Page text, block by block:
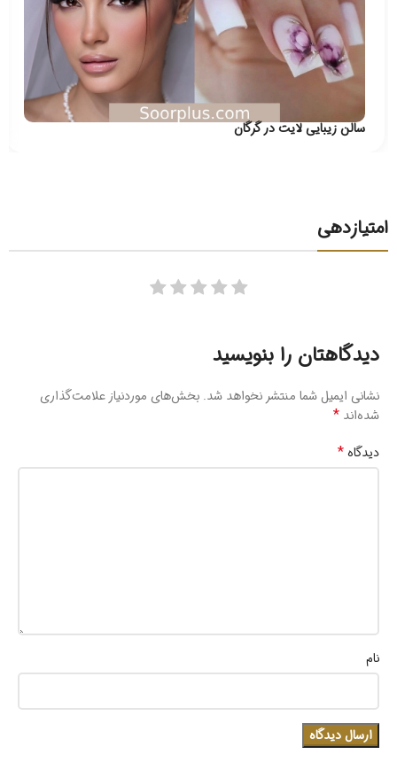
سالن زیبایی لایت در گرگان
امتیازدهی
دیدگاهتان را بنویسید
نشانی ایمیل شما منتشر نخواهد شد. بخش‌های موردنیاز علامت‌گذاری
شده‌اند *
دیدگاه*
نام